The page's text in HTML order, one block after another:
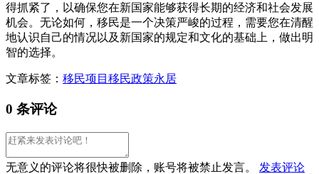
得抓紧了，以确保您在新国家能够获得长期的经济和社会发展
机会。无论如何，移民是一个决策严峻的过程，需要您在清醒
地认识自己的情况以及新国家的规定和文化的基础上，做出明
智的选择。
文章标签： 移民项目 移民政策永居
0 条评论
无意义的评论将很快被删除，账号将被禁止发言。
发表评论